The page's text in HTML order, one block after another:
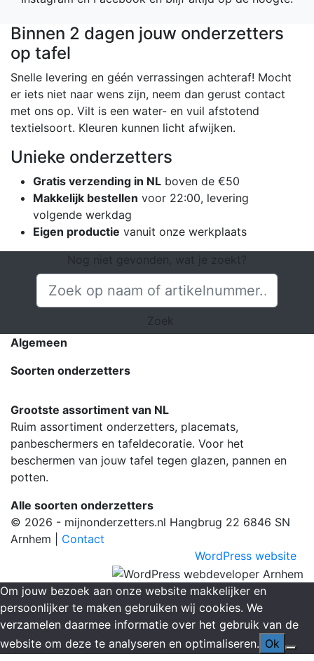
Binnen 2 dagen jouw onderzetters
op tafel
Snelle levering en géén verrassingen achteraf! Mocht
er iets niet naar wens zijn, neem dan gerust contact
met ons op. Vilt is een water- en vuil afstotend
textielsoort. Kleuren kunnen licht afwijken.
Unieke onderzetters
Gratis verzending in NL boven de €50
Makkelijk bestellen voor 22:00, levering
volgende werkdag
Eigen productie vanuit onze werkplaats
Nog niet gevonden, wat je zoekt?
Zoek
Algemeen
Soorten onderzetters
Grootste assortiment van NL
Ruim assortiment onderzetters, placemats,
panbeschermers en tafeldecoratie. Voor het
beschermen van jouw tafel tegen glazen, pannen en
potten.
Alle soorten onderzetters
© 2026 - mijnonderzetters.nl Hangbrug 22 6846 SN
Arnhem | Contact
WordPress website
Om jouw bezoek aan onze website makkelijker en
persoonlijker te maken gebruiken wij cookies. We
verzamelen daarmee informatie over het gebruik van de
website om deze te analyseren en optimaliseren. Ok